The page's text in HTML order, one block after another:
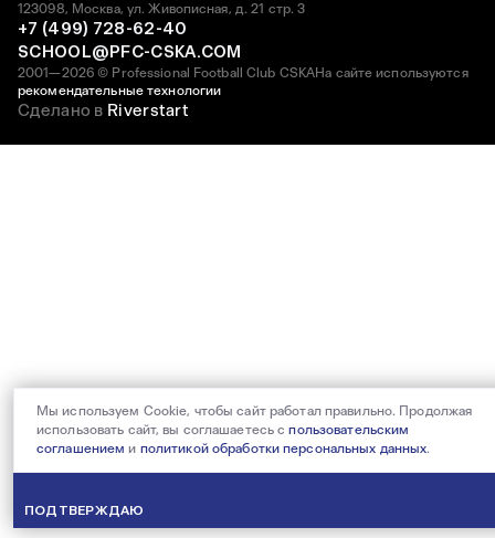
2001—2026 © Professional Football Club CSKAНа сайте используются
рекомендательные технологии
123098, Москва, ул. Живописная, д. 21 стр. 3
+7 (499) 728-62-40
SCHOOL@PFC-CSKA.COM
Сделано в Riverstart
Мы используем Cookie, чтобы сайт работал правильно. Продолжая
использовать сайт, вы соглашаетесь спользовательским
соглашением и политикой обработки персональных данных.
ПОДТВЕРЖДАЮ